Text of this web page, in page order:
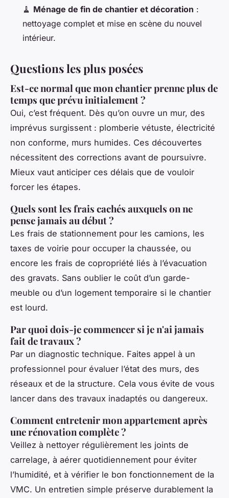
🧹 Ménage de fin de chantier et décoration :
nettoyage complet et mise en scène du nouvel
intérieur.
Questions les plus posées
Est-ce normal que mon chantier prenne plus de
temps que prévu initialement ?
Oui, c’est fréquent. Dès qu’on ouvre un mur, des
imprévus surgissent : plomberie vétuste, électricité
non conforme, murs humides. Ces découvertes
nécessitent des corrections avant de poursuivre.
Mieux vaut anticiper ces délais que de vouloir
forcer les étapes.
Quels sont les frais cachés auxquels on ne
pense jamais au début ?
Les frais de stationnement pour les camions, les
taxes de voirie pour occuper la chaussée, ou
encore les frais de copropriété liés à l’évacuation
des gravats. Sans oublier le coût d’un garde-
meuble ou d’un logement temporaire si le chantier
est lourd.
Par quoi dois-je commencer si je n'ai jamais
fait de travaux ?
Par un diagnostic technique. Faites appel à un
professionnel pour évaluer l’état des murs, des
réseaux et de la structure. Cela vous évite de vous
lancer dans des travaux inadaptés ou dangereux.
Comment entretenir mon appartement après
une rénovation complète ?
Veillez à nettoyer régulièrement les joints de
carrelage, à aérer quotidiennement pour éviter
l’humidité, et à vérifier le bon fonctionnement de la
VMC. Un entretien simple préserve durablement la